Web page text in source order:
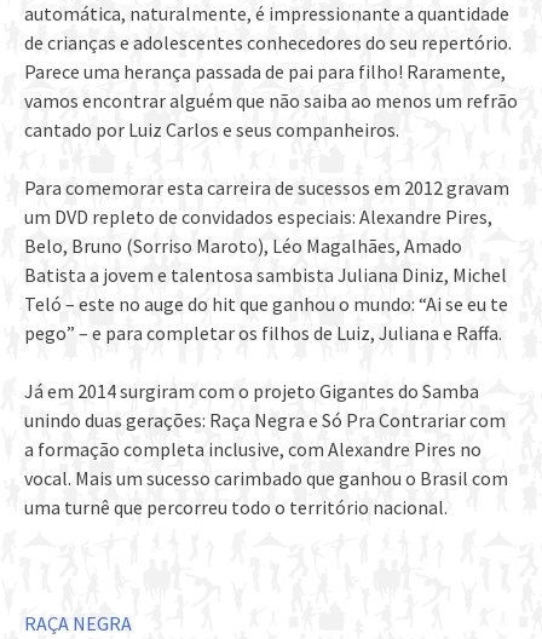
automática, naturalmente, é impressionante a quantidade
de crianças e adolescentes conhecedores do seu repertório.
Parece uma herança passada de pai para filho! Raramente,
vamos encontrar alguém que não saiba ao menos um refrão
cantado por Luiz Carlos e seus companheiros.
Para comemorar esta carreira de sucessos em 2012 gravam
um DVD repleto de convidados especiais: Alexandre Pires,
Belo, Bruno (Sorriso Maroto), Léo Magalhães, Amado
Batista a jovem e talentosa sambista Juliana Diniz, Michel
Teló – este no auge do hit que ganhou o mundo: “Ai se eu te
pego” – e para completar os filhos de Luiz, Juliana e Raffa.
Já em 2014 surgiram com o projeto Gigantes do Samba
unindo duas gerações: Raça Negra e Só Pra Contrariar com
a formação completa inclusive, com Alexandre Pires no
vocal. Mais um sucesso carimbado que ganhou o Brasil com
uma turnê que percorreu todo o território nacional.
RAÇA NEGRA